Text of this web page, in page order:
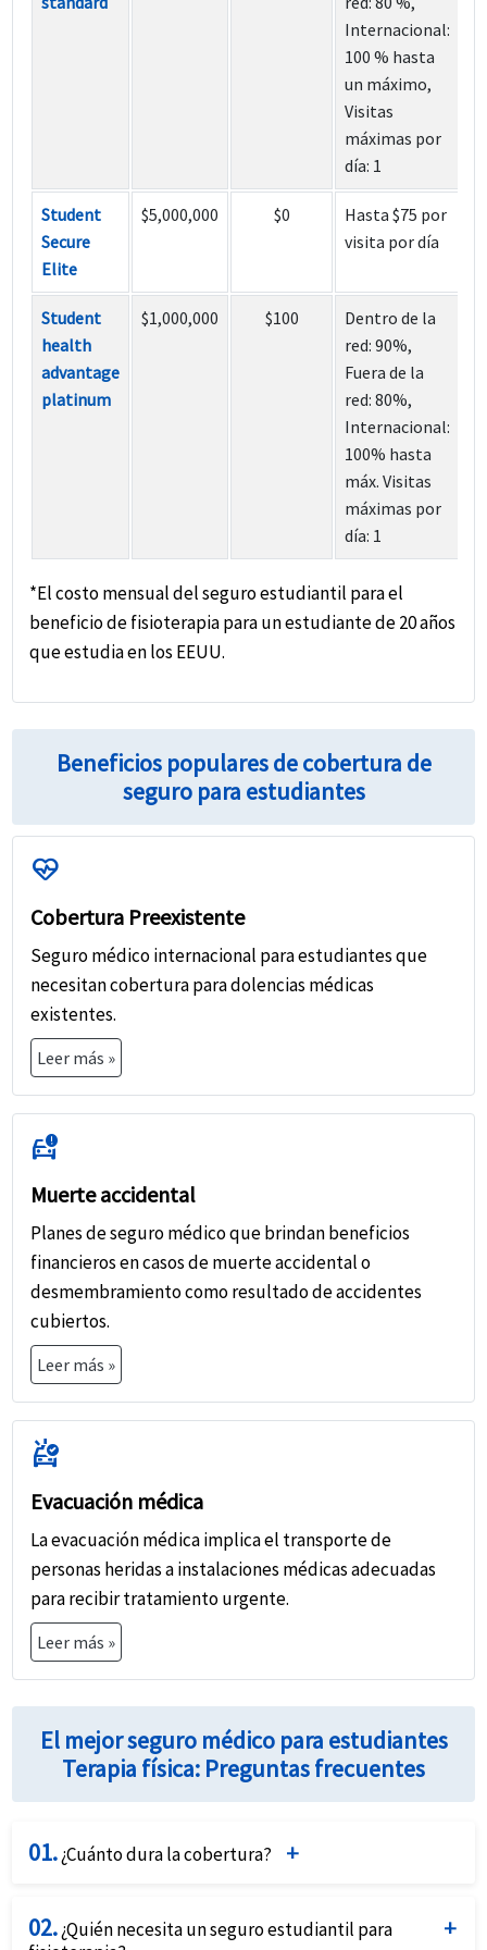
Internacional:
100 % hasta
un máximo,
Visitas
máximas por
día: 1
Student
Secure
Elite
$5,000,000 $0
Hasta $75 por
visita por día
Student
health
advantage
platinum
$1,000,000 $100
Dentro de la
red: 90%,
Fuera de la
red: 80%,
Internacional:
100% hasta
máx. Visitas
máximas por
día: 1
*El costo mensual del seguro estudiantil para el
beneficio de fisioterapia para un estudiante de 20 años
que estudia en los EEUU.
Beneficios populares de cobertura de
seguro para estudiantes
ecg_heart
Cobertura Preexistente
Seguro médico internacional para estudiantes que
necesitan cobertura para dolencias médicas
existentes.
Leer más »
car_crash
Muerte accidental
Planes de seguro médico que brindan beneficios
financieros en casos de muerte accidental o
desmembramiento como resultado de accidentes
cubiertos.
Leer más »
ambulance
Evacuación médica
La evacuación médica implica el transporte de
personas heridas a instalaciones médicas adecuadas
para recibir tratamiento urgente.
Leer más »
El mejor seguro médico para estudiantes
Terapia física: Preguntas frecuentes
01.¿Cuánto dura la cobertura?
de terapia física está típicamente vinculada a las
02.¿Quién necesita un seguro estudiantil para